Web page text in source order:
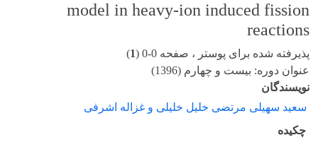
model in heavy-ion induced fission
reactions
پذیرفته شده برای پوستر ، صفحه 0-0 ( 1
)
عنوان دوره: بیست و چهارم (1396)
نویسندگان
سعید سهیلی مرتضی خلیل خلیلی و غزاله اشرفی
چکیده